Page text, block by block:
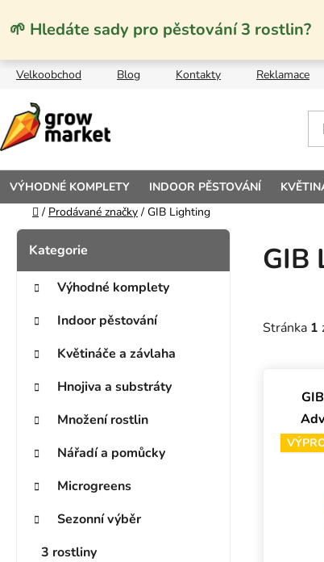
🌱 Hledáte sady pro pěstování 3 rostlin?
Velkoobchod Blog Kontakty Reklamace
VÝHODNÉ KOMPLETY INDOOR PĚSTOVÁNÍ
Domů
/ Prodávané značky / GIB Lighting
Postranní panel
Přeskočit kategorie
Kategorie
Výhodné komplety
Indoor pěstování
Květináče a závlaha
Hnojiva a substráty
Množení rostlin
Nářadí a pomůcky
Microgreens
Sezonní výběr
3 rostliny
GIB
Stránka 1